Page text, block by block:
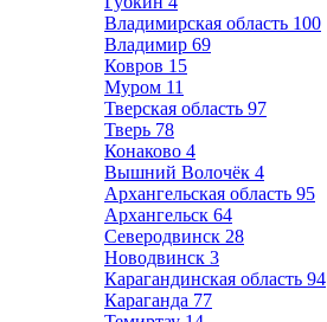
Владимирская область 100
Владимир 69
Ковров 15
Муром 11
Тверская область 97
Тверь 78
Конаково 4
Вышний Волочёк 4
Архангельская область 95
Архангельск 64
Северодвинск 28
Новодвинск 3
Карагандинская область 94
Караганда 77